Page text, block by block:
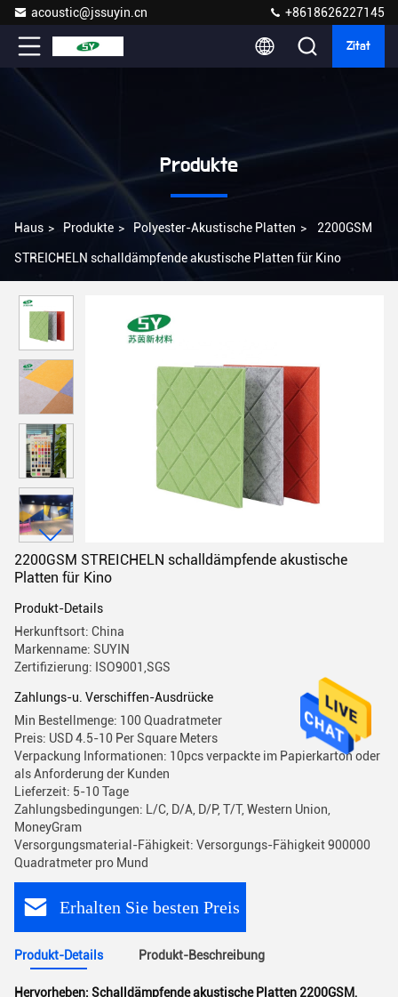
acoustic@jssuyin.cn +8618626227145
Zitat
Produkte
Haus > Produkte > Polyester-Akustische Platten > 2200GSM
STREICHELN schalldämpfende akustische Platten für Kino
2200GSM STREICHELN schalldämpfende akustische
Platten für Kino
Produkt-Details
Herkunftsort: China
Markenname: SUYIN
Zertifizierung: ISO9001,SGS
Zahlungs-u. Verschiffen-Ausdrücke
Min Bestellmenge: 100 Quadratmeter
Preis: USD 4.5-10 Per Square Meters
Verpackung Informationen: 10pcs verpackte im Papierkarton oder
als Anforderung der Kunden
Lieferzeit: 5-10 Tage
Zahlungsbedingungen: L/C, D/A, D/P, T/T, Western Union,
MoneyGram
Versorgungsmaterial-Fähigkeit: Versorgungs-Fähigkeit 900000
Quadratmeter pro Mund
Erhalten Sie besten Preis
Produkt-Details Produkt-Beschreibung
Hervorheben: Schalldämpfende akustische Platten 2200GSM,